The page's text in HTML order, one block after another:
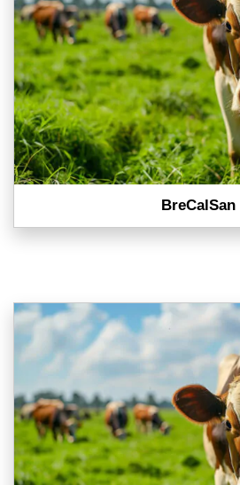
BreCalSan